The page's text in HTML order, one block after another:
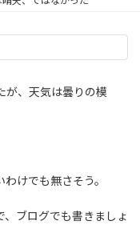
が、天気は曇りの模
けでも無さそう。
、ブログでも書きましょ